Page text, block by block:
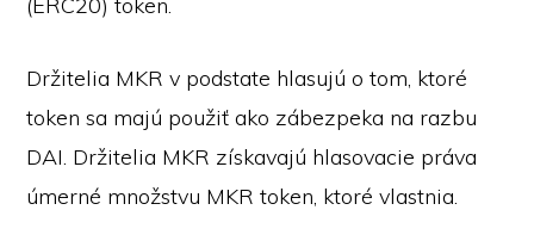
Držitelia MKR v podstate hlasujú o tom, ktoré
token sa majú použiť ako zábezpeka na razbu
DAI. Držitelia MKR získavajú hlasovacie práva
úmerné množstvu MKR token, ktoré vlastnia.